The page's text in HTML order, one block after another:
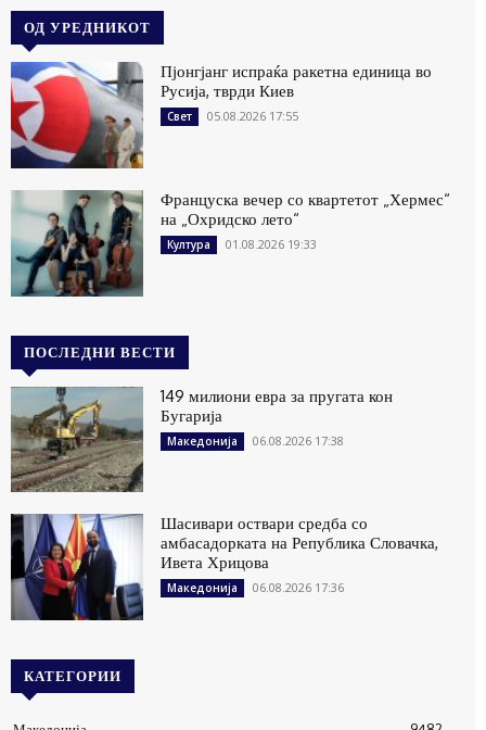
ОД УРЕДНИКОТ
Пјонгјанг испраќа ракетна единица во
Русија, тврди Киев
Свет 05.08.2026 17:55
Француска вечер со квартетот „Хермес“
на „Охридско лето“
Култура 01.08.2026 19:33
ПОСЛЕДНИ ВЕСТИ
149 милиони евра за пругата кон
Бугарија
Македонија 06.08.2026 17:38
Шасивари оствари средба со
амбасадорката на Република Словачка,
Ивета Хрицова
Македонија 06.08.2026 17:36
КАТЕГОРИИ